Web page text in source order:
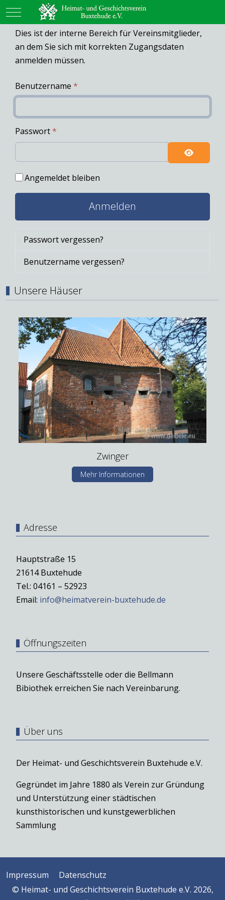
Mobile Menu Toggle
Dies ist der interne Bereich für Vereinsmitglieder,
an dem Sie sich mit korrekten Zugangsdaten
anmelden müssen.
Benutzername *
Passwort*
Passwort
Angemeldet bleiben
Anmelden
Passwort vergessen?
Benutzername vergessen?
Unsere Häuser
Zwinger
Mehr Informationen
Adresse
Hauptstraße 15
21614 Buxtehude
Tel.: 04161 – 52923
Email: info@heimatverein-buxtehude.de
Öffnungszeiten
Unsere Geschäftsstelle oder die Bellmann
Bibiothek erreichen Sie nach Vereinbarung.
Über uns
Der Heimat- und Geschichtsverein Buxtehude e.V.
Gegründet im Jahre 1880 als Verein zur Gründung
und Unterstützung einer städtischen
kunsthistorischen und kunstgewerblichen
Sammlung
Impressum
Datenschutz
© Heimat- und Geschichtsverein Buxtehude e.V. 2026,